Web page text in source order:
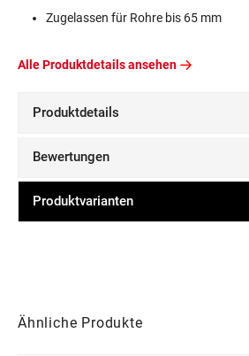
Zugelassen für Rohre bis 65 mm
Alle Produktdetails ansehen
Produktdetails
Bewertungen
Produktvarianten
Produktgalerie überspringen
Ähnliche Produkte